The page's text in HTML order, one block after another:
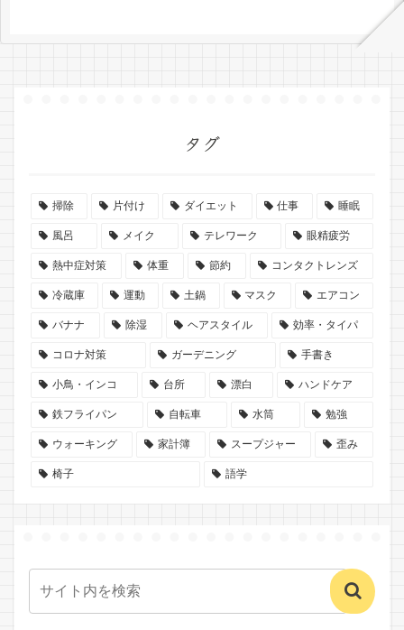
タグ
掃除 片付け ダイエット 仕事 睡眠
風呂 メイク テレワーク 眼精疲労
熱中症対策 体重 節約 コンタクトレンズ
冷蔵庫 運動 土鍋 マスク エアコン
バナナ 除湿 ヘアスタイル 効率・タイパ
コロナ対策 ガーデニング 手書き
小鳥・インコ 台所 漂白 ハンドケア
鉄フライパン 自転車 水筒 勉強
ウォーキング 家計簿 スープジャー 歪み
椅子 語学